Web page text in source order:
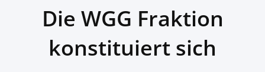
Die WGG Fraktion
konstituiert sich